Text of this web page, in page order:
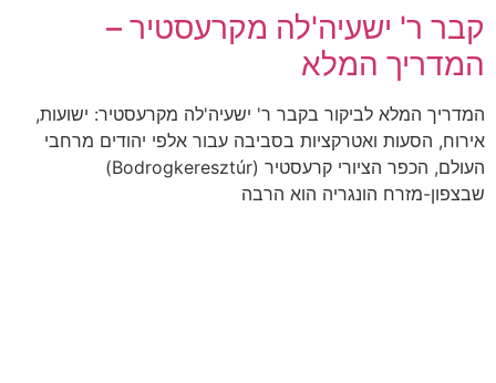
קבר ר' ישעיה'לה מקרעסטיר –
המדריך המלא
המדריך המלא לביקור בקבר ר' ישעיה'לה מקרעסטיר: ישועות,
אירוח, הסעות ואטרקציות בסביבה עבור אלפי יהודים מרחבי
העולם, הכפר הציורי קרעסטיר (Bodrogkeresztúr)
שבצפון-מזרח הונגריה הוא הרבה